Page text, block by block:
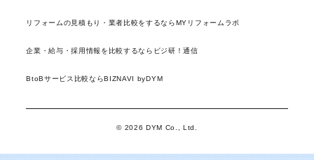
リフォームの見積もり・業者比較をするならMYリフォームラボ
企業・給与・採用情報を比較するならビジ研！通信
BtoBサービス比較ならBIZNAVI byDYM
© 2026 DYM Co., Ltd.